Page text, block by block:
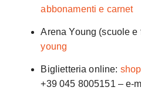
abbonamenti e carnet
Arena Young (scuole
young
Biglietteria online:
+39 045 8005151 – e-